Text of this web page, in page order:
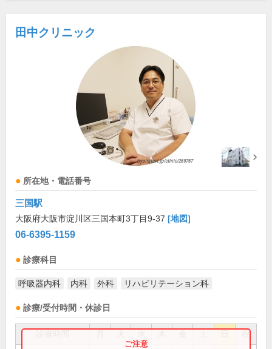
田中クリニック
所在地・電話番号
三国駅
大阪府大阪市淀川区三国本町3丁目9-37 [地図]
06-6395-1159
診療科目
呼吸器内科 内科 外科 リハビリテーション科
診療/受付時間・休診日
祝